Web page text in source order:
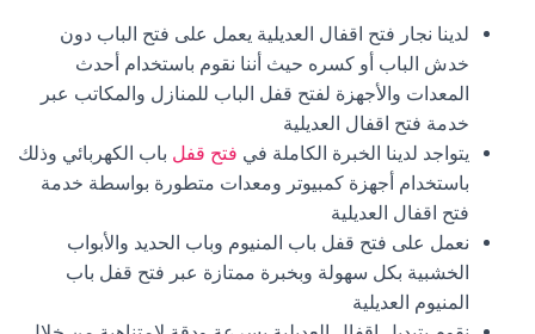
لدينا نجار فتح اقفال العديلية يعمل على فتح الباب دون
خدش الباب أو كسره حيث أننا نقوم باستخدام أحدث
المعدات والأجهزة لفتح قفل الباب للمنازل والمكاتب عبر
خدمة فتح اقفال العديلية
يتواجد لدينا الخبرة الكاملة في فتح قفل باب الكهربائي وذلك
باستخدام أجهزة كمبيوتر ومعدات متطورة بواسطة خدمة
فتح اقفال العديلية
نعمل على فتح قفل باب المنيوم وباب الحديد والأبواب
الخشبية بكل سهولة وبخبرة ممتازة عبر فتح قفل باب
المنيوم العديلية